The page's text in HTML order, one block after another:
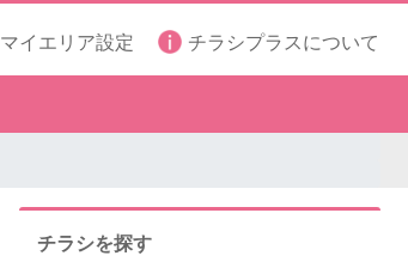
マイエリア設定 チラシプラスについて
チラシを探す